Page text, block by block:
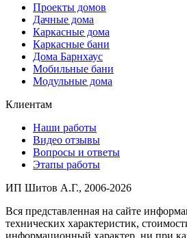
Проекты домов
Дачные дома
Каркасные дома
Каркасные бани
Дома Барнхаус
Мобильные бани
Модульные дома
Клиентам
Наши работы
Видео отзывы
Вопросы и ответы
Этапы работы
ИП Шитов А.Г., 2006-2026
Вся представленная на сайте
технических характеристик,
информационный характер, ни при